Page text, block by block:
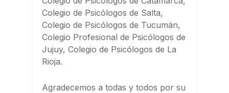
Colegio de Psicólogos de Salta,
Colegio de Psicólogos de Tucumán,
Colegio Profesional de Psicólogos de
Jujuy, Colegio de Psicólogos de La
Rioja.
Agradecemos a todas y todos por su